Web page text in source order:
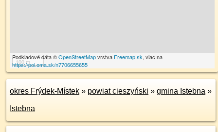
100 m
Podkladové dáta ©OpenStreetMapvrstva Freemap.sk, viac na
https://poi.oma.sk/n7706655655
okres Frýdek-Místek » powiat cieszyński » gmina Istebna »
Istebna